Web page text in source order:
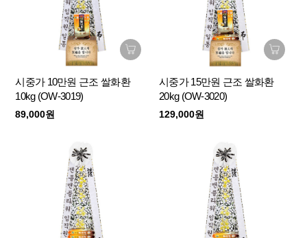
시중가 10만원 근조 쌀화환
10kg (OW-3019)
89,000원
시중가 15만원 근조 쌀화환
20kg (OW-3020)
129,000원